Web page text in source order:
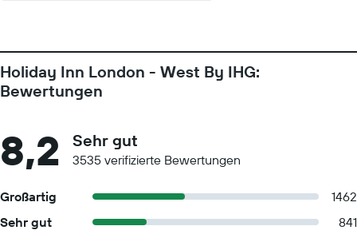
Holiday Inn London - West By IHG:
Bewertungen
8,2 Sehr gut
3535 verifizierte Bewertungen
Großartig
1462
Sehr gut
841